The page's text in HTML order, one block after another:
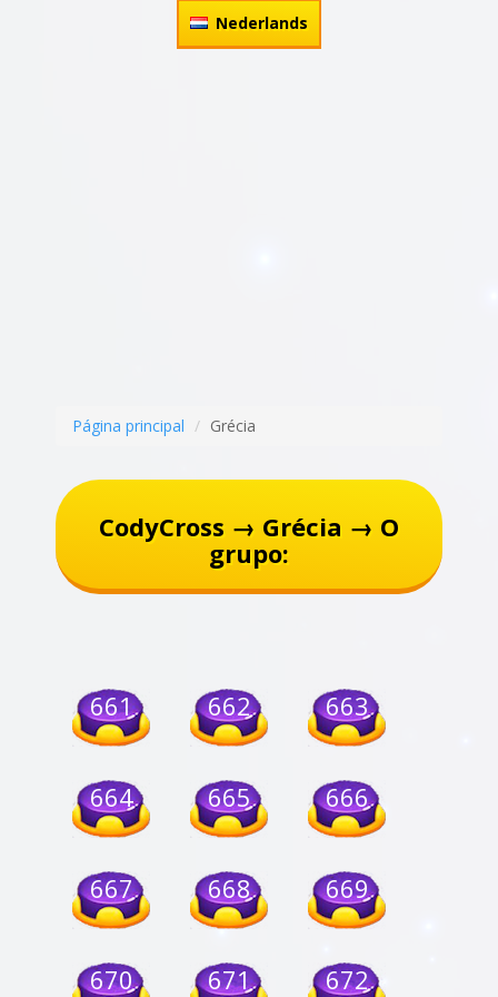
Nederlands
Página principal Grécia
CodyCross → Grécia → O
grupo:
661 662 663
664 665 666
667 668 669
670 671 672